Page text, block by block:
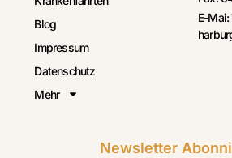
Blog
Impressum
Datenschutz
Mehr
E-
Newsletter